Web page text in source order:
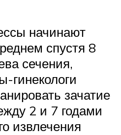
начинают
спустя 8
сечения,
гинекологи
зачатие
2 и 7 годами
извлечения